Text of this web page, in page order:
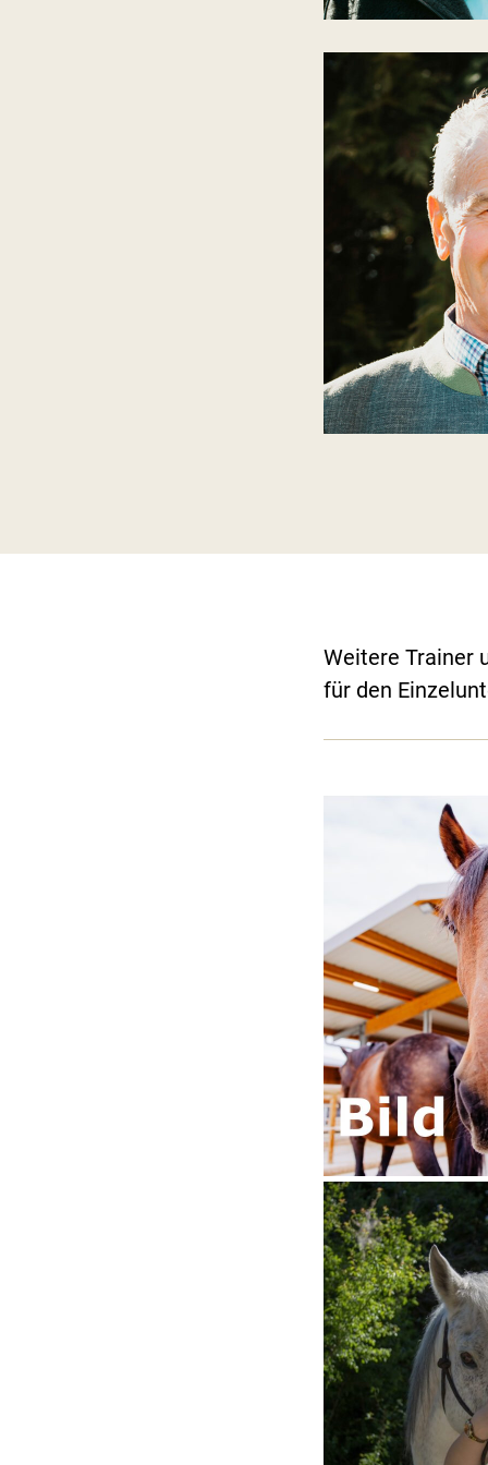
Weitere Trainer
für den